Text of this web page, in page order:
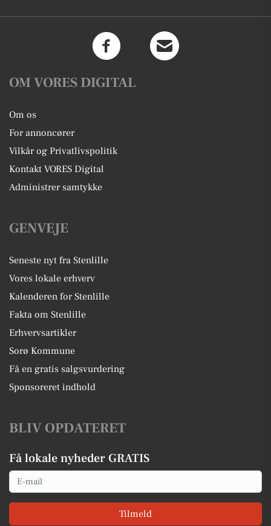
OM VORES DIGITAL
Om os
For annoncører
Vilkår og Privatlivspolitik
Kontakt VORES Digital
Administrer samtykke
GENVEJE
Seneste nyt fra Stenlille
Vores lokale erhverv
Kalenderen for Stenlille
Fakta om Stenlille
Erhvervsartikler
Sorø Kommune
Få en gratis salgsvurdering
Sponsoreret indhold
BLIV OPDATERET
Få lokale nyheder GRATIS
Email
Tilmeld